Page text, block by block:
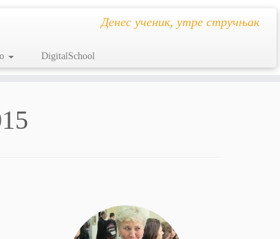
Денес ученик, утре стручњак
DigitalSchool